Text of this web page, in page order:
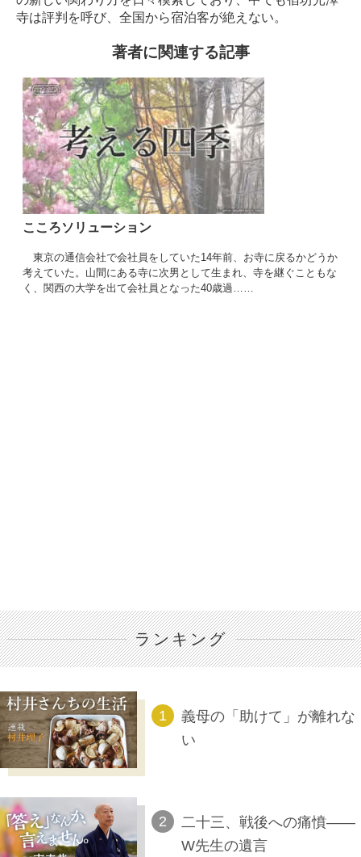
寺は評判を呼び、全国から宿泊客が絶えない。
著者に関連する記事
こころソリューション
東京の通信会社で会社員をしていた14年前、お寺に戻るかどうか
考えていた。山間にある寺に次男として生まれ、寺を継ぐこともな
く、関西の大学を出て会社員となった40歳過……
ランキング
義母の「助けて」が離れな
い
二十三、戦後への痛憤――
W先生の遺言